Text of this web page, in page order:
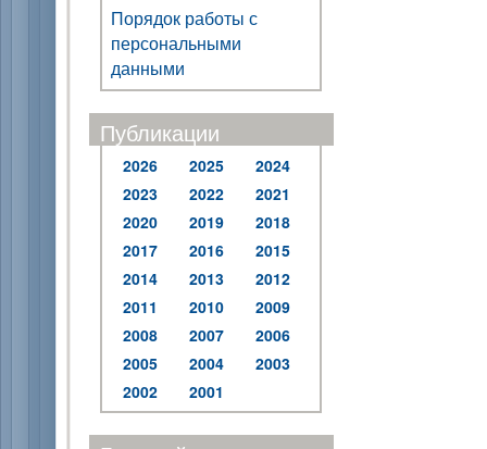
Порядок работы с
персональными
данными
Публикации
2026 2025
2024
2023
2022
2021
2020
2019
2018
2017
2016
2015
2014
2013
2012
2011
2010
2009
2008
2007
2006
2005
2004
2003
2002
2001